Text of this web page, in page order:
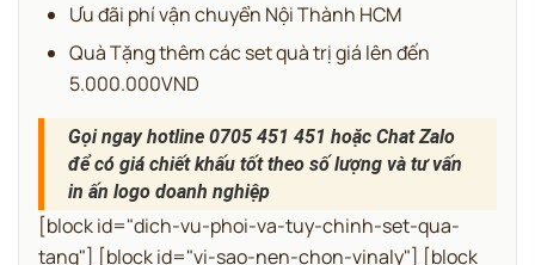
Ưu đãi phí vận chuyển Nội Thành HCM
Quà Tặng thêm các set quà trị giá lên đến
5.000.000VND
Gọi ngay hotline 0705 451 451 hoặc Chat Zalo
để có giá chiết khấu tốt theo số lượng và tư vấn
in ấn logo doanh nghiệp
[block id="dich-vu-phoi-va-tuy-chinh-set-qua-
tang"] [block id="vi-sao-nen-chon-vinaly"] [block